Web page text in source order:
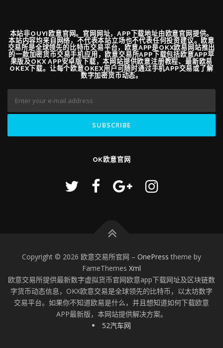
本站非OUYI欧意官网。官网网址，APP下载地址由欧意官网提供。
本站内容均来自网络，不代表本站立场也不代表任何投资建议。欧意
交易所是全球领先的比特币交易平台，欧意APP是OKX欧易网站推出
的一款加密货币交易手机应用，欧意交易所APP下载包括欧意APP苹
果版及OKX APP安卓版下载，本网站提供欧意注册教程、最新欧易
OKEX下载。让每个欧意OKEX用户可随时通过手机APP交易或了解
数字加密货币动态。
OK欧意官网
Copyright © 2026 欧意交易所官网 – OnePress theme by
FameThemes Xml
欧意交易所提供最新数字虚拟货币官网欧意app下载网址及区块链数
字货币动态信息，OKX欧意交易是全球领先的比特币，以太坊数字
交易平台。如果你不知道欧易是什么，并且想知道如何下载欧意
APP最新版，本网站提供解决方案。
52汽车网